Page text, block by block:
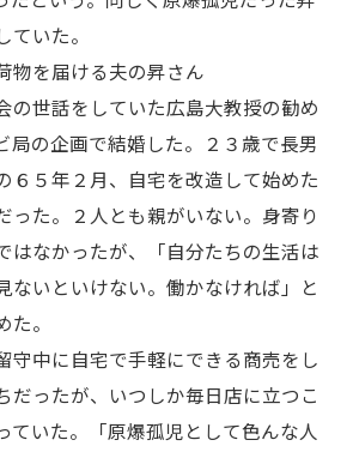
いた。
物を届ける夫の昇さん
の世話をしていた広島大教授の勧め
局の企画で結婚した。２３歳で長男
６５年２月、自宅を改造して始めた
った。２人とも親がいない。身寄り
はなかったが、「自分たちの生活は
ないといけない。働かなければ」と
。
守中に自宅で手軽にできる商売をし
だったが、いつしか毎日店に立つこ
ていた。「原爆孤児として色んな人